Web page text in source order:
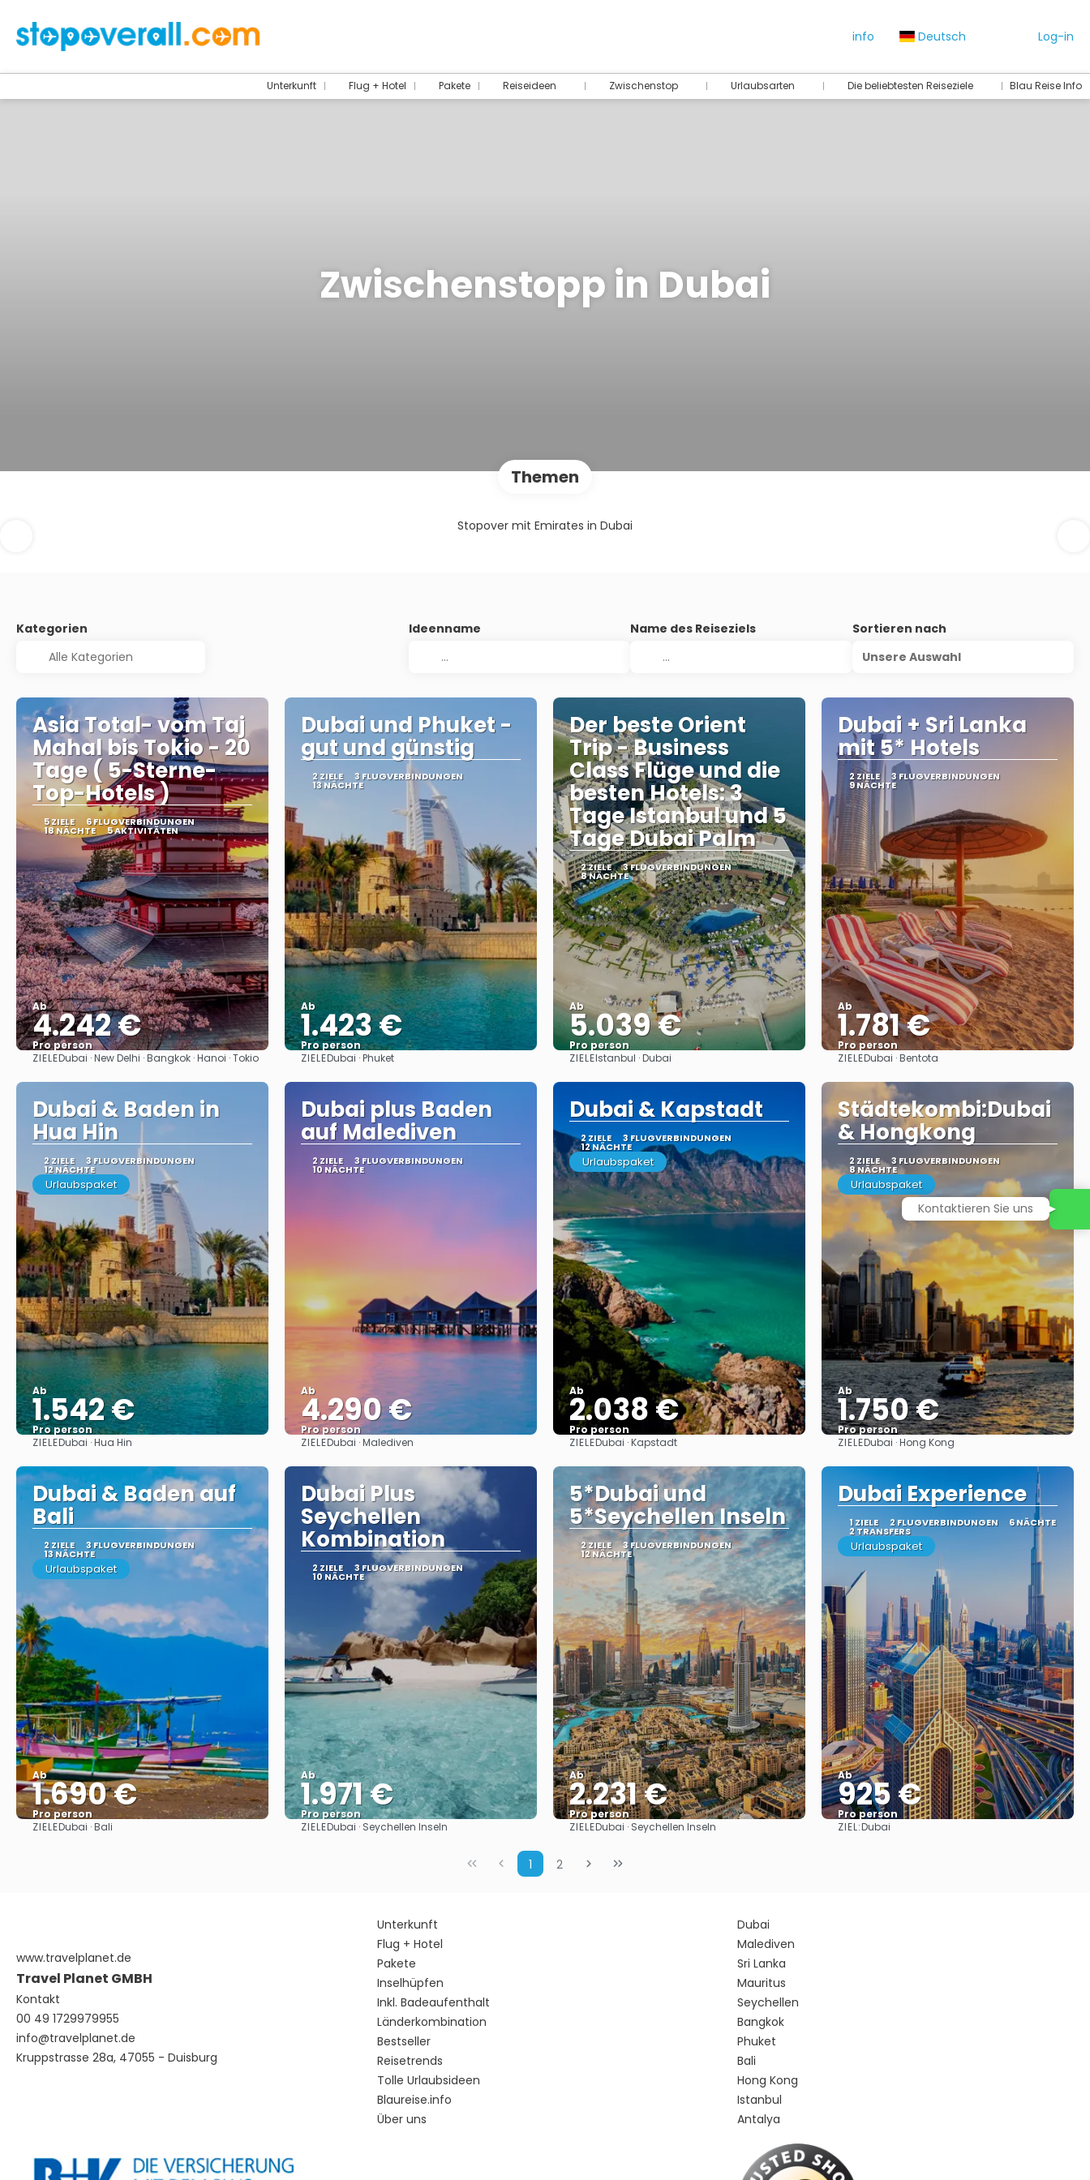
info Deutsch Log-in
Unterkunft Flug + Hotel Pakete Reiseideen Zwischenstop Urlaubsarten Die beliebtesten Reiseziele Blau Reise Info
Zwischenstopp in Dubai
Themen
Stopover mit Emirates in Dubai
Kategorien Ideenname Name des Reiseziels
Sortieren nach
Unsere Auswahl
Asia Total- vom Taj
Mahal bis Tokio - 20
Tage ( 5-Sterne-
Top-Hotels )
5 ZIELE 6 FLUGVERBINDUNGEN
18 NÄCHTE 5 AKTIVITÄTEN
Ab
4.242 €
Pro person
Sehen
ZIELEDubai · New Delhi · Bangkok · Hanoi · Tokio
Dubai und Phuket -
gut und günstig
2 ZIELE 3 FLUGVERBINDUNGEN
13 NÄCHTE
Ab
1.423 €
Pro person
Sehen
ZIELEDubai · Phuket
Der beste Orient
Trip - Business
Class Flüge und die
besten Hotels: 3
Tage Istanbul und 5
Tage Dubai Palm
2 ZIELE 3 FLUGVERBINDUNGEN
8 NÄCHTE
Ab
5.039 €
Pro person
Sehen
ZIELEIstanbul · Dubai
Dubai + Sri Lanka
mit 5* Hotels
2 ZIELE 3 FLUGVERBINDUNGEN
9 NÄCHTE
Ab
1.781 €
Pro person
Sehen
ZIELEDubai · Bentota
Dubai & Baden in
Hua Hin
2 ZIELE 3 FLUGVERBINDUNGEN
12 NÄCHTE
Urlaubspaket
Ab
1.542 €
Pro person
Sehen
ZIELEDubai · Hua Hin
Dubai plus Baden
auf Malediven
2 ZIELE 3 FLUGVERBINDUNGEN
10 NÄCHTE
Ab
4.290 €
Pro person
Sehen
ZIELEDubai · Malediven
Dubai & Kapstadt
2 ZIELE 3 FLUGVERBINDUNGEN
12 NÄCHTE
Urlaubspaket
Ab
2.038 €
Pro person
Sehen
ZIELEDubai · Kapstadt
Städtekombi:Dubai
& Hongkong
2 ZIELE 3 FLUGVERBINDUNGEN
8 NÄCHTE
Urlaubspaket
Ab
1.750 €
Pro person
Sehen
ZIELEDubai · Hong Kong
Dubai & Baden auf
Bali
2 ZIELE 3 FLUGVERBINDUNGEN
13 NÄCHTE
Urlaubspaket
Ab
1.690 €
Pro person
ZIELEDubai · Bali
Dubai Plus
Seychellen
Kombination
2 ZIELE 3 FLUGVERBINDUNGEN
10 NÄCHTE
Ab
1.971 €
Pro person
Sehen
ZIELEDubai · Seychellen Inseln
5*Dubai und
5*Seychellen Inseln
2 ZIELE 3 FLUGVERBINDUNGEN
12 NÄCHTE
Ab
2.231 €
Pro person
Sehen
ZIELEDubai · Seychellen Inseln
Dubai Experience
1 ZIELE 2 FLUGVERBINDUNGEN 6 NÄCHTE
2 TRANSFERS
Urlaubspaket
Ab
925 €
Pro person
ZIEL:Dubai
1 2
www.travelplanet.de
Travel Planet GMBH
Kontakt
00 49 1729979955
info@travelplanet.de
Kruppstrasse 28a, 47055 - Duisburg
Unterkunft
Flug + Hotel
Pakete
Inselhüpfen
Inkl. Badeaufenthalt
Länderkombination
Bestseller
Reisetrends
Tolle Urlaubsideen
Blaureise.info
Über uns
Dubai
Malediven
Sri Lanka
Mauritus
Seychellen
Bangkok
Phuket
Bali
Hong Kong
Istanbul
Antalya
Kontaktieren Sie uns